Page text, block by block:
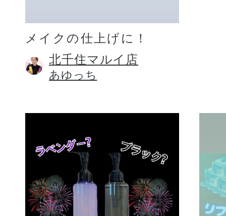
メイクの仕上げに！
北千住マルイ店
あゆっち